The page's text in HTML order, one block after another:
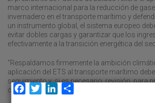
marco internacional para la reducción de
invernadero en el transporte marítimo y
un instrumento global, el sistema europeo
evitar dobles cargas y garantizar que los
efectivamente a la transición energética del
“Respaldamos firmemente la ambición
aplicación del ETS al transporte marítimo
seguimiento y, si es necesario, revisión, para
competitividad y la cohesión de la cadena
Facebook
TwitterLinkedIn